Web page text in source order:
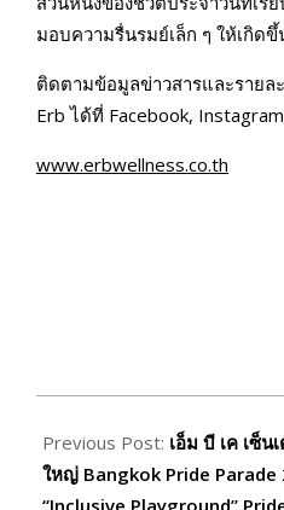
มอบความรื่นรมย์เล็ก ๆ ให้เกิด
ติดตามข้อมูลข่าวสารและรายล
Erb ได้ที่ Facebook,
www.erbwellness.co.th
06-
15
Previous Post: เอ็ม บี เค เซ็น
ใหญ่ Bangkok Pride Parade
“Inclusive Playground”